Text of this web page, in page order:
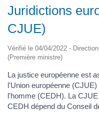
Juridictions
CJUE)
Vérifié le 04/04/2022 -
(Première ministre)
La justice européenne est
l'Union européenne
l'homme (CEDH). La
CEDH dépend du Conseil